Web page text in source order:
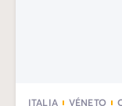
ITALIA VÉNETO